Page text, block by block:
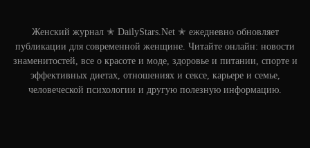
Женский журнал ✭ DailyStars.Net ✭ ежедневно обновляет
публикации для современной женщине. Читайте онлайн: новости
знаменитостей, все о красоте и моде, здоровье и питании, спорте и
эффективных диетах, отношениях и сексе, карьере и семье,
человеческой психологии и другую полезную информацию.